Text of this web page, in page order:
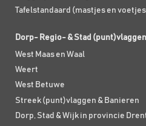
Tafelstandaard (mastjes en
Dorp- Regio- & Stad
West Maas en Waal
Weert
West Betuwe
Streek (punt)vlaggen & Banieren
Dorp, Stad & Wijk in provincie